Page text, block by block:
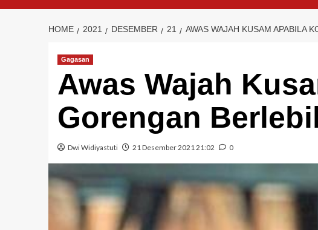
HOME 2021 DESEMBER 21 AWAS WAJAH KUSAM APABILA
Gagasan
Awas Wajah
Gorengan
Dwi Widiyastuti 21 Desember 2021 21:02 0